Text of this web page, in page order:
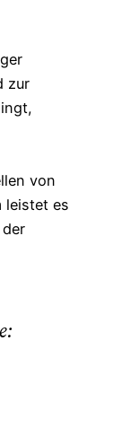
zur
von
leistet es